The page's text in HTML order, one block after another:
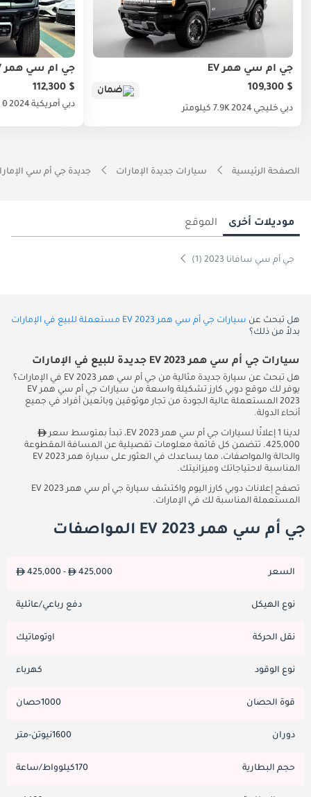
جي أم سي همر EV
$ 109,300
ضمان
دبي خليجي 20247.9K كيلومتر
جي أم سي همر EV
$ 112,300
دبي أمريكية20240 كيلومتر
الصفحة الرئيسية سيارات جديدة الإمارات جديدة جي أم سي
موديلات أخرى الموقع
جي أم سي سافانا 2023 (1)
هل تبحث عن سيارات جي أم سي همر EV 2023 مستعملة للبيع في الإمارات
بدلاً من ذلك؟
سيارات جي أم سي همر EV 2023 جديدة للبيع في الإمارات
هل تبحث عن سيارة جديدة مثالية من جي أم سي همر EV 2023 في الإمارات؟
يوفر لك موقع دوبي كارز تشكيلة واسعة من سيارات جي أم سي همر EV
2023 المستعملة عالية الجودة من تجار موثوقين وبائعين أفراد في جميع
أنحاء الدولة.
لدينا 1 إعلانًا لسيارات جي أم سي همر EV 2023، تبدأ بمتوسط سعر
425,000. تتضمن كل قائمة معلومات تفصيلية عن المسافة المقطوعة
والحالة والمواصفات، مما يساعدك في العثور على سيارة همر EV 2023
المناسبة لاحتياجاتك وميزانيتك.
تصفح إعلانات دوبي كارز اليوم واكتشف سيارة جي أم سي همر EV 2023
المستعملة المناسبة لك في الإمارات.
جي أم سي همر EV 2023 المواصفات
السعر 425,000 - 425,000
نوع الهيكل دفع رباعي/عائلية
نقل الحركة اوتوماتيك
نوع الوقود كهرباء
قوة الحصان 1000حصان
دوران 1600نيوتن-متر
حجم البطارية 170كيلوواط/ساعة